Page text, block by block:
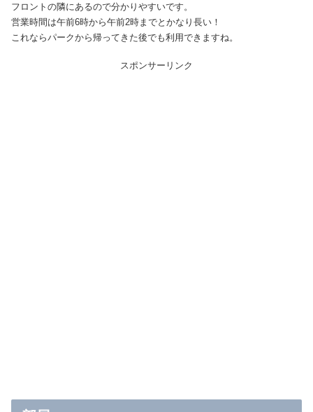
フロントの隣にあるので分かりやすいです。
営業時間は午前6時から午前2時までとかなり長い！
これならパークから帰ってきた後でも利用できますね。
スポンサーリンク